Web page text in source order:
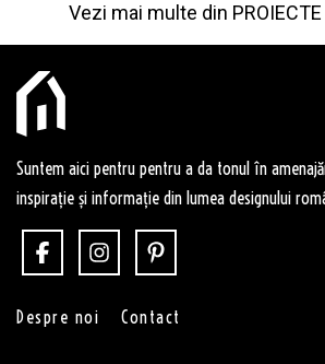
Vezi mai multe din
Suntem aici pentru pentru a da tonul în
inspirație și informație din lumea designului
Despre noi Contact